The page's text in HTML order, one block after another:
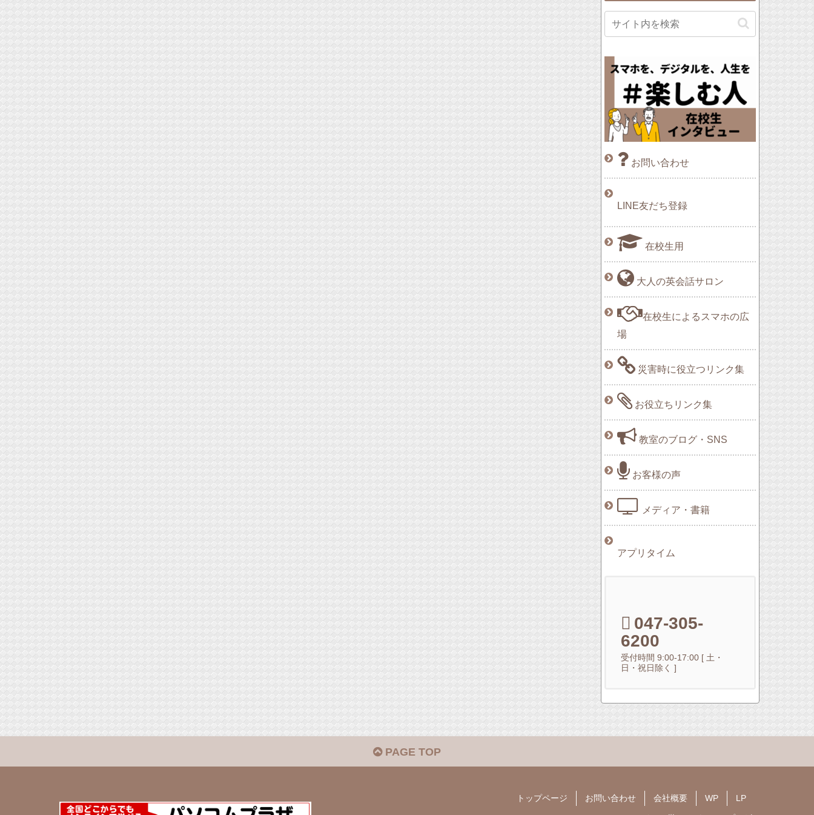
お問い合わせ
LINE友だち登録
在校生用
大人の英会話サロン
在校生によるスマホの広
場
災害時に役立つリンク集
お役立ちリンク集
教室のブログ・SNS
お客様の声
メディア・書籍
アプリタイム
047-305-
6200
受付時間 9:00-17:00 [ 土・
日・祝日除く ]
PAGE TOP
トップページ お問い合わせ 会社概要 WP LP